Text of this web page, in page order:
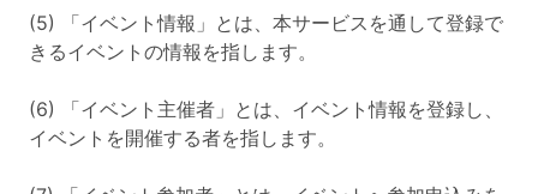
(5) 「イベント情報」とは、本サービスを通して登録で
きるイベントの情報を指します。
(6) 「イベント主催者」とは、イベント情報を登録し、
イベントを開催する者を指します。